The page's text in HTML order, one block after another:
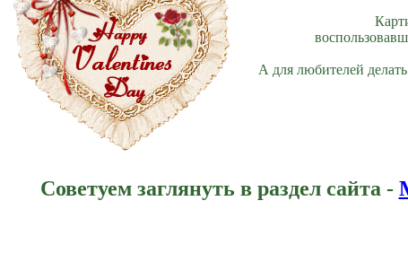
А для любителей
Советуем заглянуть в раздел сайта -